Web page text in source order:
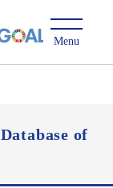
Database of